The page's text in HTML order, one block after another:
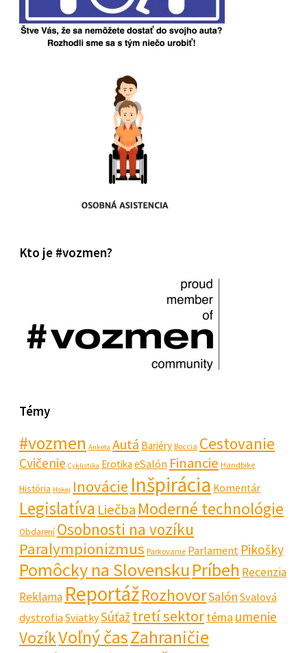
Kto je #vozmen?
Témy
#vozmen Anketa Autá Bariéry Boccia Cestovanie
Cvičenie Cyklistika Erotika eSalón Financie Handbike
História Hokej Inovácie Inšpirácia Komentár
Legislatíva Liečba Moderné technológie
Obdarení Osobnosti na vozíku
Paralympionizmus Parkovanie Parlament Pikošky
Pomôcky na SlovenskuPríbeh Recenzia
Reklama ReportážRozhovorSalón Svalová
dystrofiaSviatkySúťažtretí sektortéma umenie
VozíkVoľný časZahraničie